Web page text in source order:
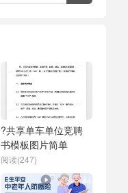
?共享单车单位竞聘
书模板图片简单
阅读(247)